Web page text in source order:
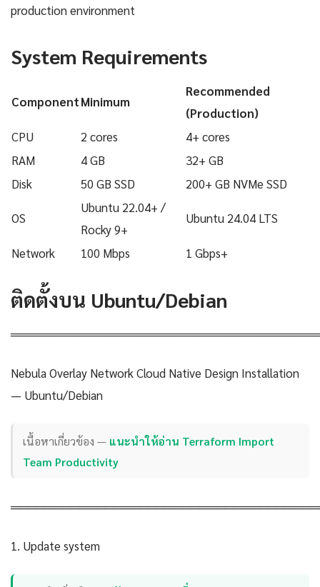
production environment
System Requirements
ComponentMinimum
Recommended
(Production)
CPU
2 cores
4+ cores
RAM
4 GB
32+ GB
Disk
50 GB SSD 200+ GB NVMe SSD
OS
Ubuntu 22.04+ /
Rocky 9+
Ubuntu 24.04 LTS
Network 100 Mbps 1 Gbps+
ติดตั้งบน Ubuntu/Debian
Nebula Overlay Network Cloud Native Design Installation
— Ubuntu/Debian
เนื้อหาเกี่ยวข้อง — แนะนำให้อ่าน Terraform Import
Team Productivity
1. Update system